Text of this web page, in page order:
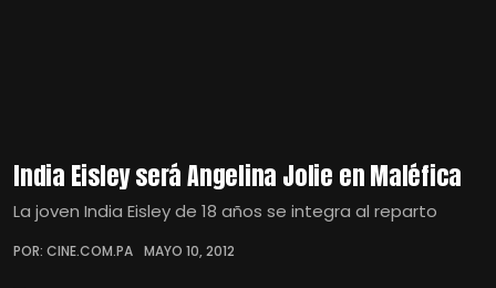
India Eisley será Angelina Jolie en Maléfica
La joven India Eisley de 18 años se integra al reparto
POR: CINE.COM.PA MAYO 10, 2012